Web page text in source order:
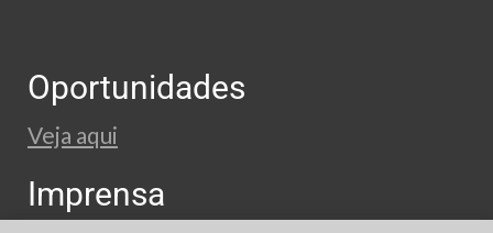
Oportunidades
Veja aqui
Imprensa